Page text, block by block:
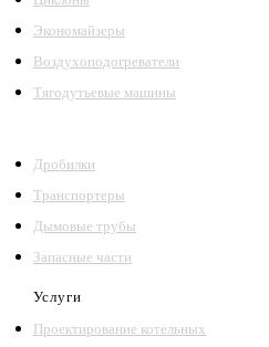
Экономайзеры
Воздухоподогреватели
Тягодутьевые машины
Дробилки
Транспортеры
Дымовые трубы
Запасные части
Услуги
Проектирование котельных